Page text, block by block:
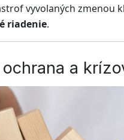
vyvolaných zmenou
riadenie.
a